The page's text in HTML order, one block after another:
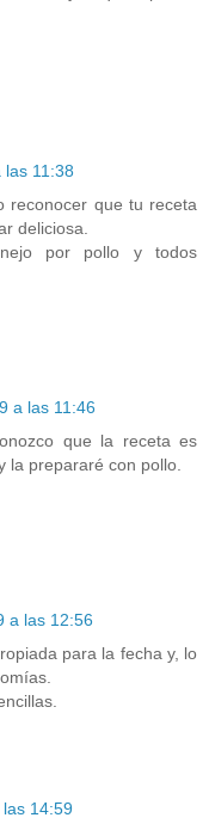
11:38
reconocer que tu receta
deliciosa.
por pollo y todos
a las 11:46
que la receta es
la prepararé con pollo.
a las 12:56
para la fecha y, lo
14:59